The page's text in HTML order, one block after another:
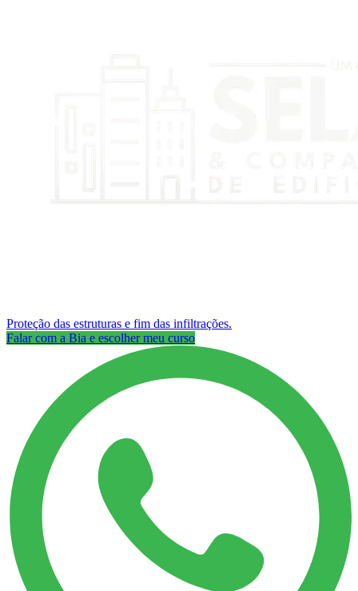
Proteção das estruturas e fim das infiltrações.
Falar com a Bia e escolher meu curso